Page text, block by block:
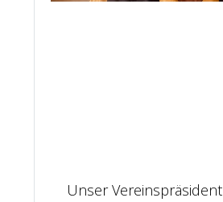
Unser Vereinspräsident